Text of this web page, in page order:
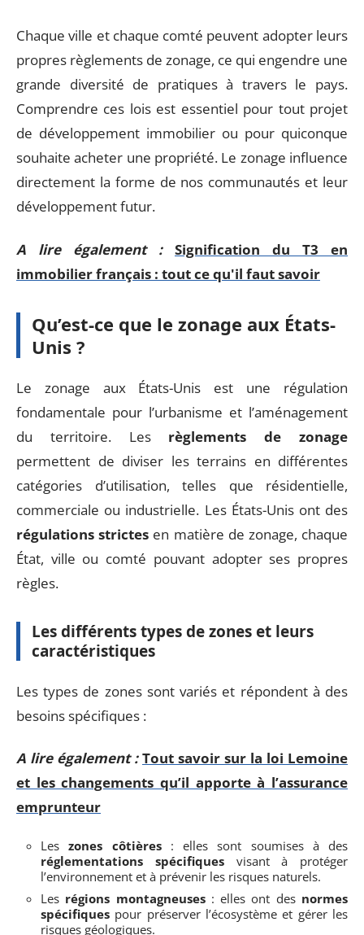
Chaque ville et chaque comté peuvent adopter leurs
propres règlements de zonage, ce qui engendre une
grande diversité de pratiques à travers le pays.
Comprendre ces lois est essentiel pour tout projet
de développement immobilier ou pour quiconque
souhaite acheter une propriété. Le zonage influence
directement la forme de nos communautés et leur
développement futur.
A lire également :
Signification du T3 en
immobilier français : tout ce qu'il faut savoir
Qu’est-ce que le zonage aux États-
Unis ?
Le zonage aux États-Unis est une régulation
fondamentale pour l’urbanisme et l’aménagement
du territoire. Les règlements de zonage
permettent de diviser les terrains en différentes
catégories d’utilisation, telles que résidentielle,
commerciale ou industrielle. Les États-Unis ont des
régulations strictes en matière de zonage, chaque
État, ville ou comté pouvant adopter ses propres
règles.
Les différents types de zones et leurs
caractéristiques
Les types de zones sont variés et répondent à des
besoins spécifiques :
A lire également : Tout savoir sur la loi Lemoine
et les changements qu’il apporte à l’assurance
emprunteur
Leszones côtières: elles sont soumises à des
réglementations spécifiquesvisant à protéger
l’environnement et à prévenir les risques naturels.
Les régions montagneuses: elles ont des normes
spécifiques pour préserver l’écosystème et gérer les
risques géologiques.